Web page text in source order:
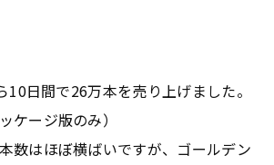
日間で26万本を売り上げました。
ケージ版のみ）
数はほぼ横ばいですが、ゴールデン